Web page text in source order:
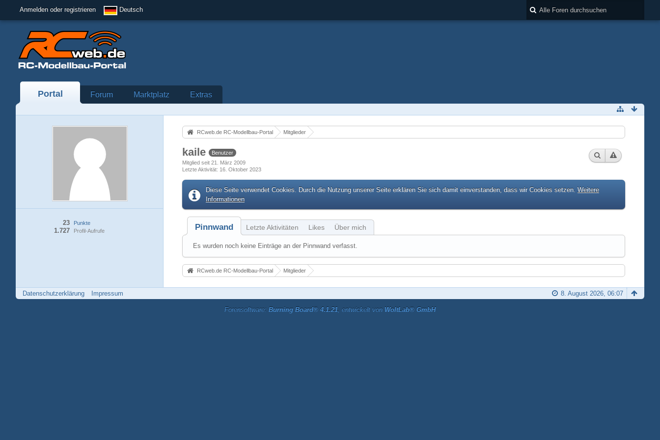
Anmelden oder registrieren Deutsch
Portal Forum Marktplatz Extras
Punkte
23
Profil-Aufrufe
1.727
RCweb.de RC-Modellbau-Portal Mitglieder
kaile
Benutzer
Mitglied seit 21. März 2009
Letzte Aktivität 16. Oktober 2023
Diese Seite verwendet Cookies. Durch die Nutzung unserer Seite erklären Sie sich damit einverstanden, dass wir Cookies setzen. Weitere
Informationen
Pinnwand Letzte Aktivitäten Likes Über mich
Es wurden noch keine Einträge an der Pinnwand verfasst.
RCweb.de RC-Modellbau-Portal Mitglieder
Datenschutzerklärung Impressum 8. August 2026, 06:07
Forensoftware: Burning Board® 4.1.21, entwickelt von WoltLab® GmbH